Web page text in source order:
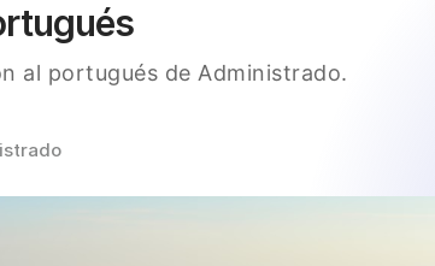
al portugués de Administrado.